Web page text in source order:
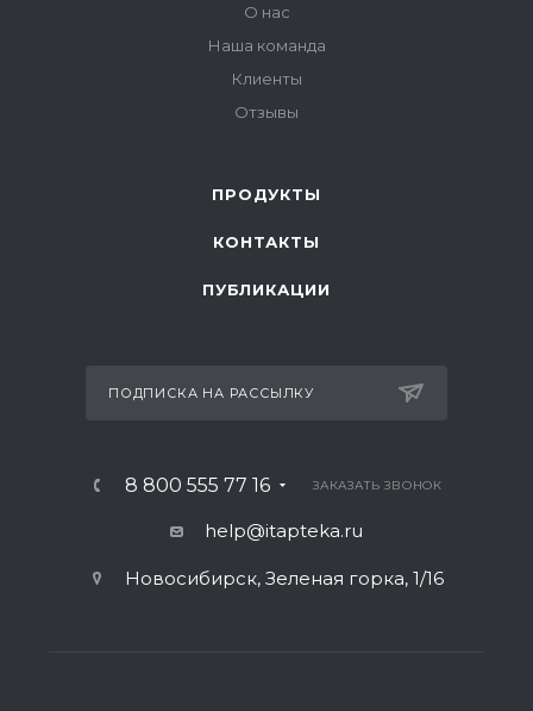
О нас
Наша команда
Клиенты
Отзывы
ПРОДУКТЫ
КОНТАКТЫ
ПУБЛИКАЦИИ
ПОДПИСКА НА РАССЫЛКУ
8 800 555 77 16 ЗАКАЗАТЬ ЗВОНОК
help@itapteka.ru
Новосибирск, Зеленая горка, 1/16